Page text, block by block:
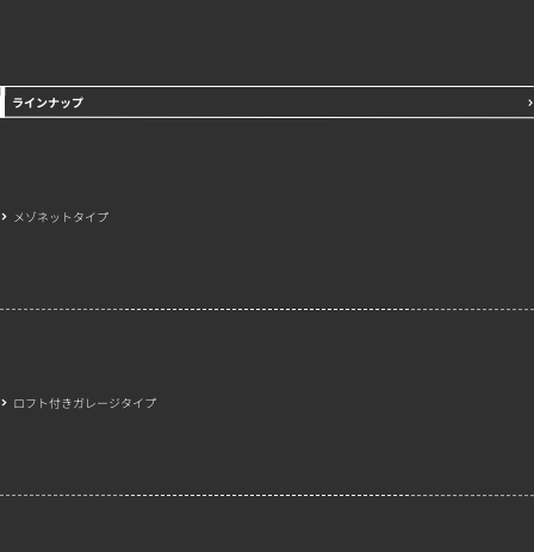
ラインナップ
メゾネットタイプ
ロフト付きガレージタイプ